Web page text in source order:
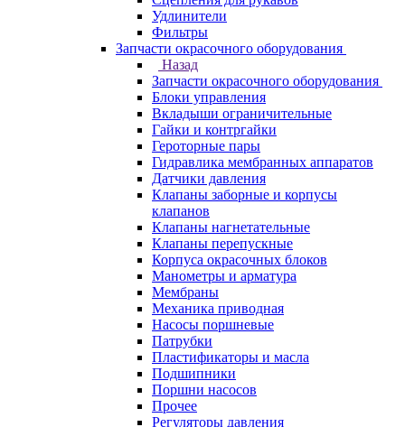
Удлинители
Фильтры
Запчасти окрасочного оборудования
Назад
Запчасти окрасочного оборудования
Блоки управления
Вкладыши ограничительные
Гайки и контргайки
Героторные пары
Гидравлика мембранных аппаратов
Датчики давления
Клапаны заборные и корпусы
клапанов
Клапаны нагнетательные
Клапаны перепускные
Корпуса окрасочных блоков
Манометры и арматура
Мембраны
Механика приводная
Насосы поршневые
Патрубки
Пластификаторы и масла
Подшипники
Поршни насосов
Прочее
Регуляторы давления